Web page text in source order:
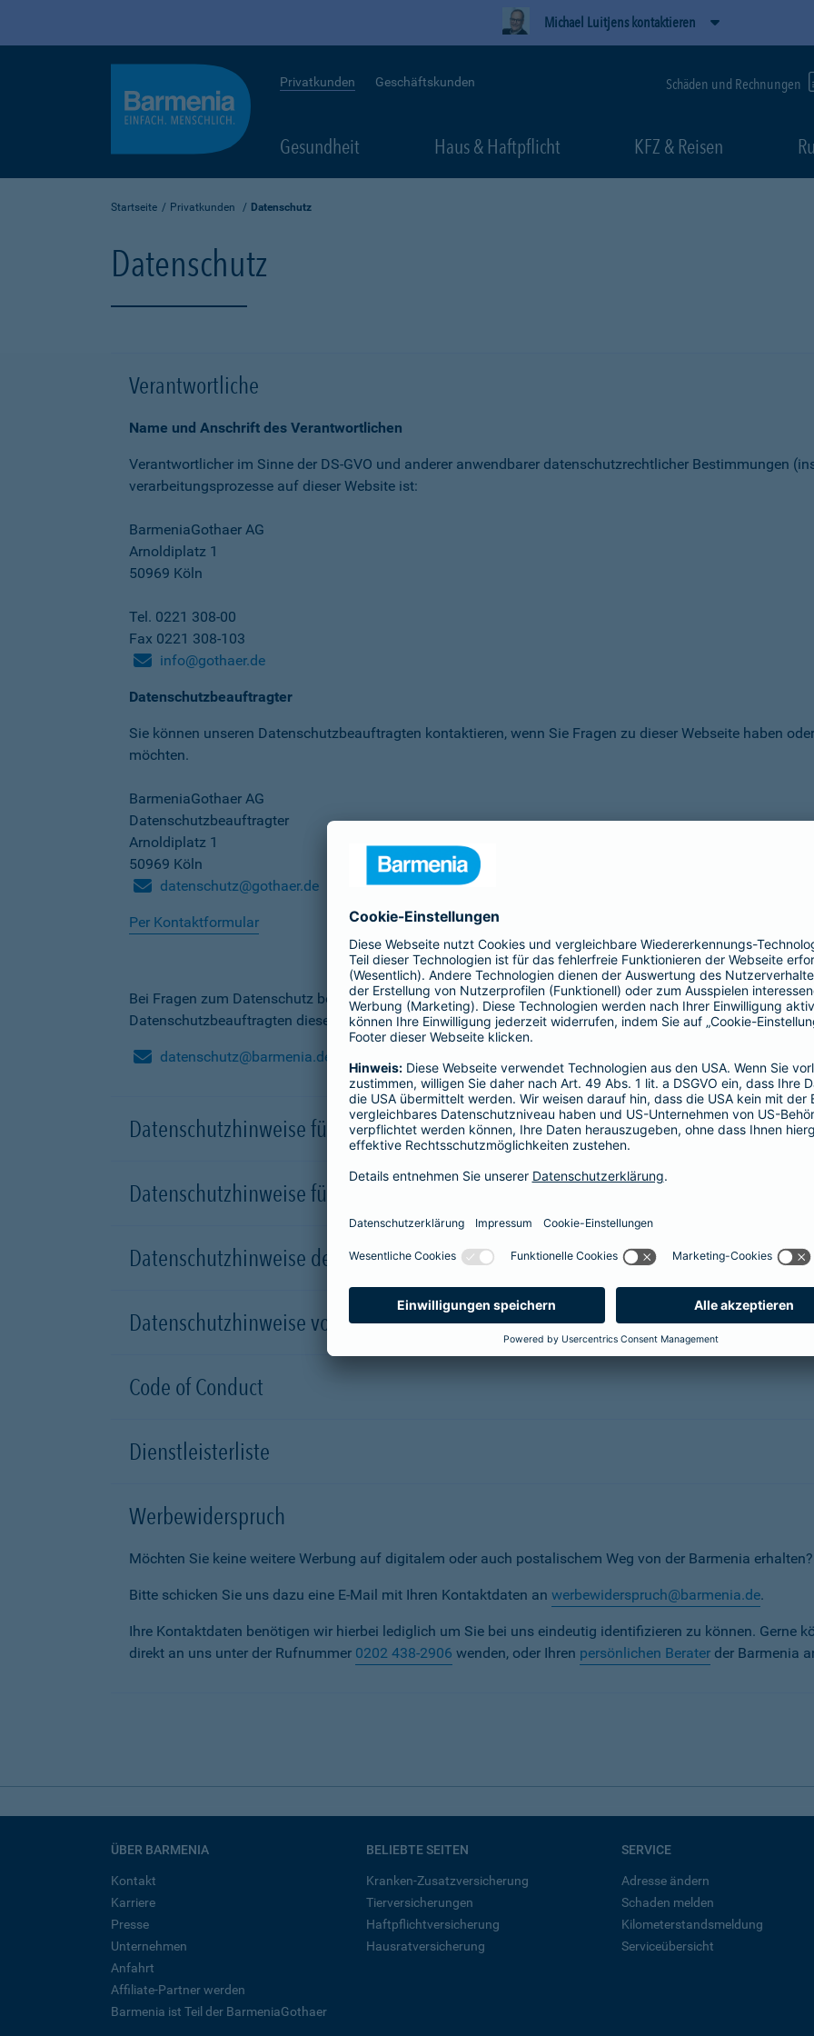
Michael Luitjens kontaktieren
Privatkunden Geschäftskunden Schäden und Rechnungen
Gesundheit Haus & Haftpflicht KFZ & Reisen
Startseite Privatkunden Datenschutz
Datenschutz
Verantwortliche
Name und Anschrift des Verantwortlichen
Verantwortlicher im Sinne der DS-GVO und anderer anwendbarer datenschutz­rechtlicher Bestimmungen
verarbeitungs­prozesse auf dieser Website ist:
BarmeniaGothaer AG
Arnoldiplatz 1
50969 Köln
Tel. 0221 308-00
Fax 0221 308-103
info@gothaer.de
Datenschutzbeauftragter
Sie können unseren Datenschutz­beauftragten kontaktieren, wenn Sie Fragen zu dieser Webseite haben
möchten.
BarmeniaGothaer AG
Datenschutzbeauftragter
Arnoldiplatz 1
50969 Köln
datenschutz@gothaer.de
Per Kontaktformular
Bei Fragen zum Datenschutz bei der Barmenia Krankenversicherung AG und der Barmenia Allgemeine
Datenschutzbeauftragten dieser Gesellschaften kontaktieren.
datenschutz@barmenia.de
Datenschutzhinweise für Besucher der Webseite
Datenschutzhinweise für Onlinepräsenzen in sozialen Medien
Datenschutzhinweise der Versicherungsunternehmen
Datenschutzhinweise von Partnerunternehmen
Code of Conduct
Dienstleisterliste
Werbewiderspruch
Möchten Sie keine weitere Werbung auf digitalem oder auch postalischem Weg von der Barmenia
Bitte schicken Sie uns dazu eine E-Mail mit Ihren Kontaktdaten an werbewiderspruch@barmenia.de.
Ihre Kontaktdaten benötigen wir hierbei lediglich um Sie bei uns eindeutig identifizieren zu können. Gerne
direkt an uns unter der Rufnummer 0202 438-2906 wenden, oder Ihren persönlichen Berater der Barmenia
ÜBER BARMENIA
Kontakt
Karriere
Presse
Unternehmen
Anfahrt
Affiliate-Partner werden
Barmenia ist Teil der BarmeniaGothaer
BELIEBTE SEITEN
Kranken-Zusatzversicherung
Tierversicherungen
Haftpflichtversicherung
Hausratversicherung
SERVICE
Adresse ändern
Schaden melden
Kilometerstandsmeldung
Serviceübersicht